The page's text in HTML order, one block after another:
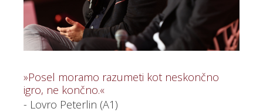
»Posel moramo razumeti kot neskončno
igro, ne končno.«
- Lovro Peterlin (A1)